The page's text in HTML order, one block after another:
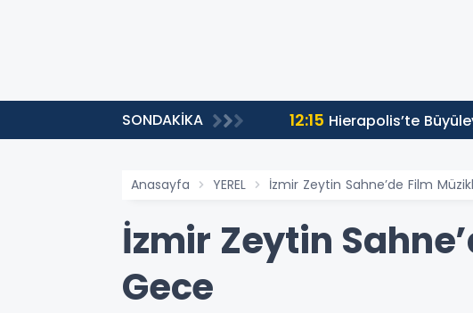
SONDAKİKA 12:15 Hierapolis’te
Anasayfa YEREL İzmir Zeytin Sahne’de Film
İzmir Zeytin
Gece